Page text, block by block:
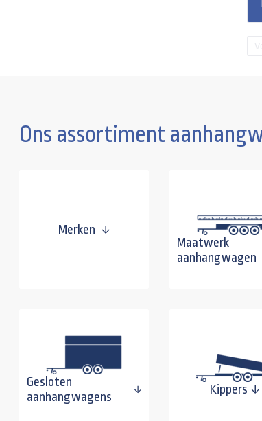
Ons assortiment
Merken
Maatwerk
aanhangwagen
Gesloten
aanhangwagens
Kippers